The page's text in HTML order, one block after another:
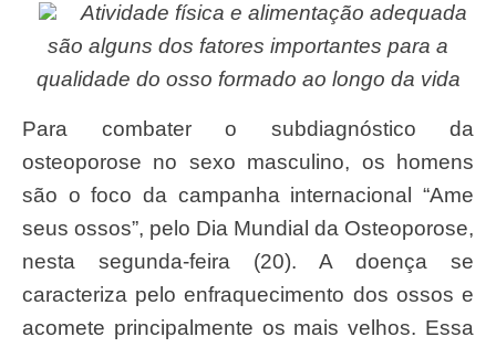
Atividade física e alimentação adequada
são alguns dos fatores importantes para a
qualidade do osso formado ao longo da vida
Para combater o subdiagnóstico da
osteoporose no sexo masculino, os homens
são o foco da campanha internacional “Ame
seus ossos”, pelo Dia Mundial da Osteoporose,
nesta segunda-feira (20). A doença se
caracteriza pelo enfraquecimento dos ossos e
acomete principalmente os mais velhos. Essa